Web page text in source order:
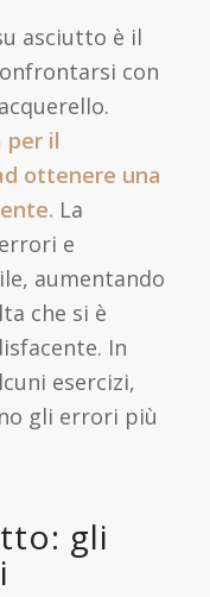
asciutto è il
con
per il
ottenere una
La
e
aumentando
che si è
In
esercizi,
gli errori più
gli